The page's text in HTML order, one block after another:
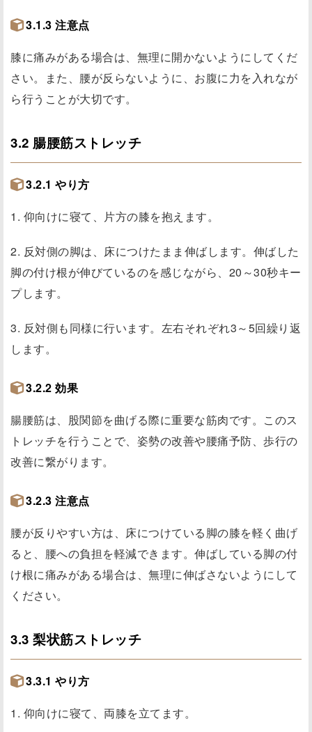
3.1.3 注意点
膝に痛みがある場合は、無理に開かないようにしてくだ
さい。また、腰が反らないように、お腹に力を入れなが
ら行うことが大切です。
3.2 腸腰筋ストレッチ
3.2.1 やり方
1. 仰向けに寝て、片方の膝を抱えます。
2. 反対側の脚は、床につけたまま伸ばします。伸ばした
脚の付け根が伸びているのを感じながら、20～30秒キー
プします。
3. 反対側も同様に行います。左右それぞれ3～5回繰り返
します。
3.2.2 効果
腸腰筋は、股関節を曲げる際に重要な筋肉です。このス
トレッチを行うことで、姿勢の改善や腰痛予防、歩行の
改善に繋がります。
3.2.3 注意点
腰が反りやすい方は、床につけている脚の膝を軽く曲げ
ると、腰への負担を軽減できます。伸ばしている脚の付
け根に痛みがある場合は、無理に伸ばさないようにして
ください。
3.3 梨状筋ストレッチ
3.3.1 やり方
1. 仰向けに寝て、両膝を立てます。